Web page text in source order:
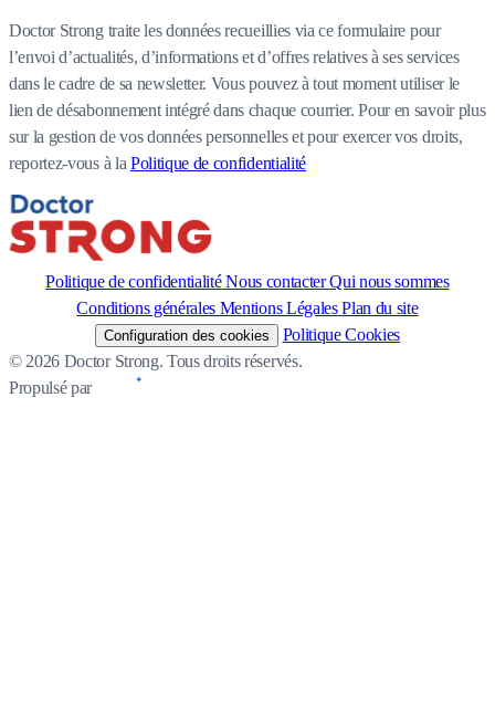
Doctor Strong traite les données recueillies via ce formulaire pour
l’envoi d’actualités, d’informations et d’offres relatives à ses services
dans le cadre de sa newsletter. Vous pouvez à tout moment utiliser le
lien de désabonnement intégré dans chaque courrier. Pour en savoir plus
sur la gestion de vos données personnelles et pour exercer vos droits,
reportez-vous à la Politique de confidentialité
Politique de confidentialité Nous contacter Qui nous sommes
Conditions générales Mentions Légales Plan du site
Configuration des cookies
Politique Cookies
© 2026 Doctor Strong. Tous droits réservés.
Propulsé par